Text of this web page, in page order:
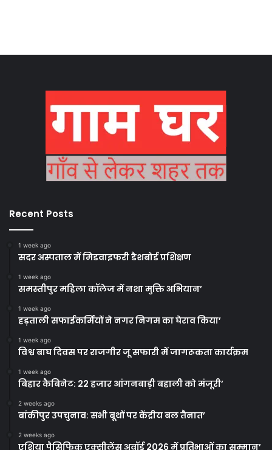
Recent Posts
1 week ago
सदर अस्पताल में मिडवाइफरी डैशबोर्ड प्रशिक्षण
1 week ago
समस्तीपुर महिला कॉलेज में नशा मुक्ति अभियान’
1 week ago
हड़ताली सफाईकर्मियों ने नगर निगम का घेराव किया’
1 week ago
विश्व बाघ दिवस पर राजगीर जू सफारी में जागरूकता कार्यक्रम
1 week ago
बिहार कैबिनेट: 22 हजार आंगनबाड़ी बहाली को मंजूरी’
2 weeks ago
बांकीपुर उपचुनाव: सभी बूथों पर केंद्रीय बल तैनात’
2 weeks ago
एशिया पैसिफिक एक्सीलेंस अवॉर्ड 2026 में प्रतिभाओं का सम्मान’